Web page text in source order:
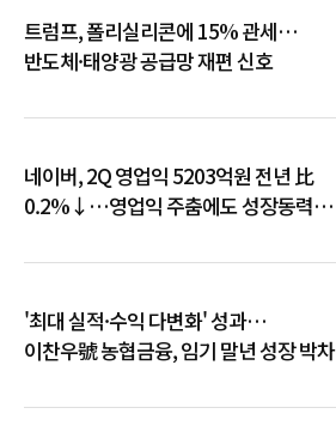
트럼프, 폴리실리콘에 15% 관세…
반도체·태양광 공급망 재편 신호
네이버, 2Q 영업익 5203억원 전년 比
0.2%↓…영업익 주춤에도 성장동력
'최대 실적·수익 다변화' 성과…
이찬우號 농협금융, 임기 말년 성장 박차